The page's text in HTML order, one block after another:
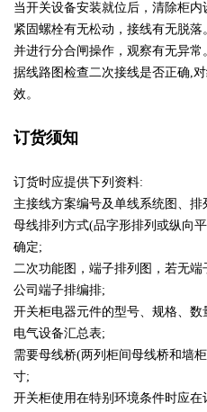
当开关设备安装就位后，清除柜
紧固螺栓有无松动，接线有无脱落
并进行分合闸操作，观察有无异
据线路图检查二次接线是否正确,
效。
订货须知
订货时应提供下列资料:
主接线方案编号及单线系统图、排
母线排列方式(品字形排列或纵向
确定;
二次功能图，端子排列图，若无
公司端子排编排;
开关柜电器元件的型号、规格、数
电气设备汇总表;
需要母线桥(两列柜间母线桥和墙
寸;
开关柜使用在特别环境条件时应在